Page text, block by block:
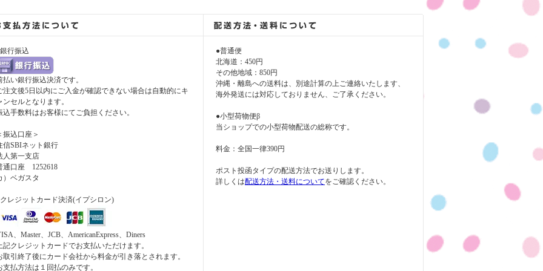
行振込
払い銀行振込決済です。
注文後5日以内にご入金が確認できない場合は自動的にキ
ンセルとなります。
込手数料はお客様にてご負担ください。
振込口座＞
信SBIネット銀行
人第一支店
通口座 1252618
）ベガスタ
レジットカード決済(イプシロン)
、Master、JCB、AmericanExpress、Diners
記クレジットカードでお支払いただけます。
取引終了後にカード会社から料金が引き落とされます。
支払方法は１回払のみです。
●普通便
北海道：450円
その他地域：850円
沖縄・離島への送料は、別途計算の上ご連絡いたします、
海外発送には対応しておりません、ご了承ください。
●小型荷物便β
当ショップでの小型荷物配送の総称です。
料金：全国一律390円
ポスト投函タイプの配送方法でお送りします。
詳しくは配送方法・送料についてをご確認ください。